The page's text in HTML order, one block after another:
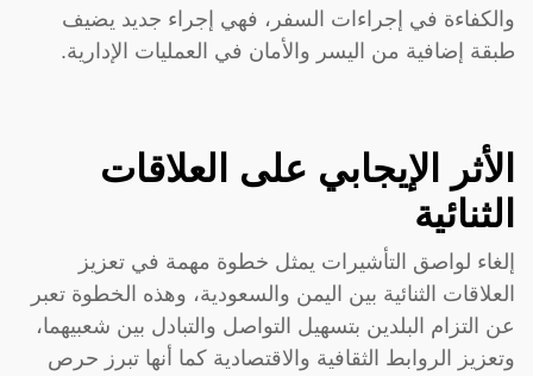
والكفاءة في إجراءات السفر، فهي إجراء جديد يضيف
طبقة إضافية من اليسر والأمان في العمليات الإدارية.
الأثر الإيجابي على العلاقات
الثنائية
إلغاء لواصق التأشيرات يمثل خطوة مهمة في تعزيز
العلاقات الثنائية بين اليمن والسعودية، وهذه الخطوة تعبر
عن التزام البلدين بتسهيل التواصل والتبادل بين شعبيهما،
وتعزيز الروابط الثقافية والاقتصادية كما أنها تبرز حرص